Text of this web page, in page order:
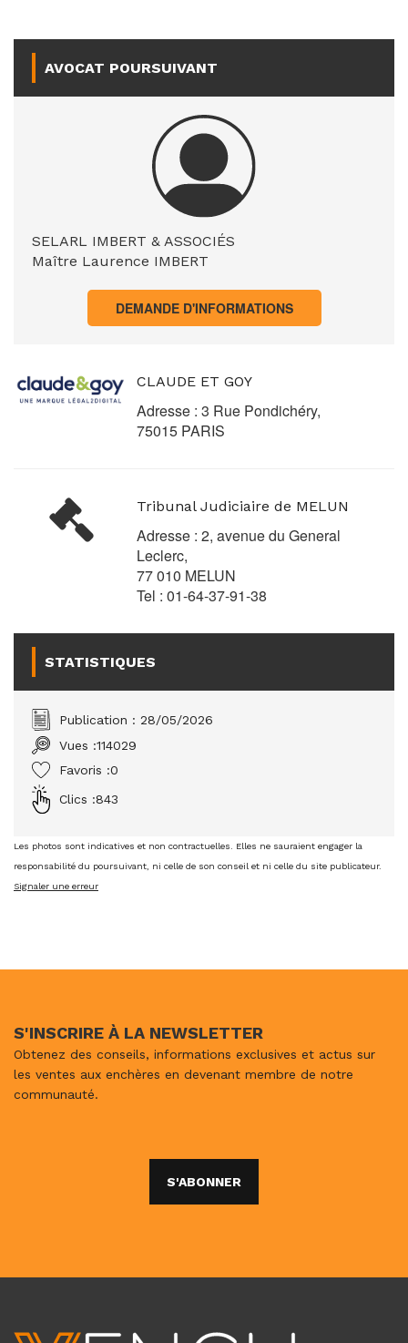
AVOCAT POURSUIVANT
SELARL IMBERT & ASSOCIÉS
Maître Laurence IMBERT
DEMANDE D'INFORMATIONS
CLAUDE ET GOY
Adresse : 3 Rue Pondichéry,
75015 PARIS
Tribunal Judiciaire de MELUN
Adresse : 2, avenue du General
Leclerc,
77 010 MELUN
Tel : 01-64-37-91-38
STATISTIQUES
Publication : 28/05/2026
Vues :114029
Favoris :0
Clics :843
Les photos sont indicatives et non contractuelles. Elles ne sauraient engager la
responsabilité du poursuivant, ni celle de son conseil et ni celle du site publicateur.
Signaler une erreur
S'INSCRIRE À LA NEWSLETTER
Obtenez des conseils, informations exclusives et actus sur
les ventes aux enchères en devenant membre de notre
communauté.
S'ABONNER